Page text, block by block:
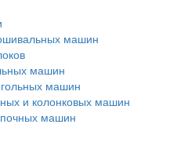
машин
машин
машин
и колонковых машин
машин